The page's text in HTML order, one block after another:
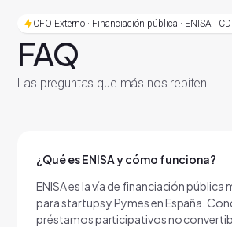
CFO Externo · Financiación pública · ENISA ·
FAQ
Las preguntas que más nos repiten
¿Qué es ENISA y cómo funciona?
ENISA es la vía de financiación pública
para startups y Pymes en España.
préstamos participativos no